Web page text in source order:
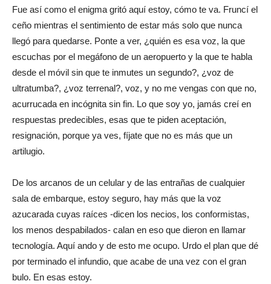
Fue así como el enigma gritó aquí estoy, cómo te va. Fruncí el
ceño mientras el sentimiento de estar más solo que nunca
llegó para quedarse. Ponte a ver, ¿quién es esa voz, la que
escuchas por el megáfono de un aeropuerto y la que te habla
desde el móvil sin que te inmutes un segundo?, ¿voz de
ultratumba?, ¿voz terrenal?, voz, y no me vengas con que no,
acurrucada en incógnita sin fin. Lo que soy yo, jamás creí en
respuestas predecibles, esas que te piden aceptación,
resignación, porque ya ves, fíjate que no es más que un
artilugio.
De los arcanos de un celular y de las entrañas de cualquier
sala de embarque, estoy seguro, hay más que la voz
azucarada cuyas raíces -dicen los necios, los conformistas,
los menos despabilados- calan en eso que dieron en llamar
tecnología. Aquí ando y de esto me ocupo. Urdo el plan que dé
por terminado el infundio, que acabe de una vez con el gran
bulo. En esas estoy.